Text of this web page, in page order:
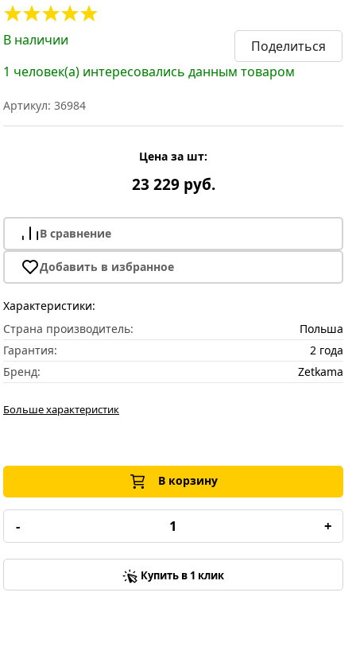
В наличии
Поделиться
1 человек(а) интересовались данным товаром
Артикул: 36984
Цена за шт:
23 229 руб.
В сравнение
Добавить в избранное
Характеристики:
Страна производитель:
Польша
Гарантия:
2 года
Бренд:
Zetkama
Больше характеристик
В корзину
- +
Купить в 1 клик